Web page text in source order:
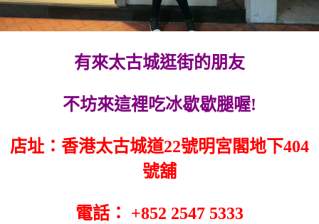
有來太古城逛街的朋友
不坊來這裡吃冰歇歇腿喔!
店址：香港太古城道22號明宮閣地下404
號舖
電話： +852 2547 5333